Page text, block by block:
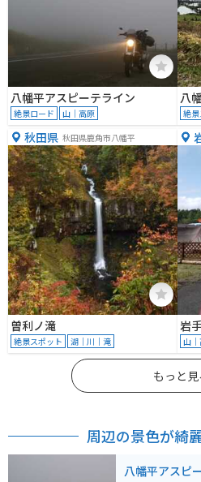
八幡平アスピーテライン
絶景ロード 山｜高原
八
絶
秋田県 秋田県鹿角市八幡平
曽利ノ滝
絶景スポット 湖｜川｜滝
岩
山
もっと見
周辺の景色が綺
八幡平アスピ